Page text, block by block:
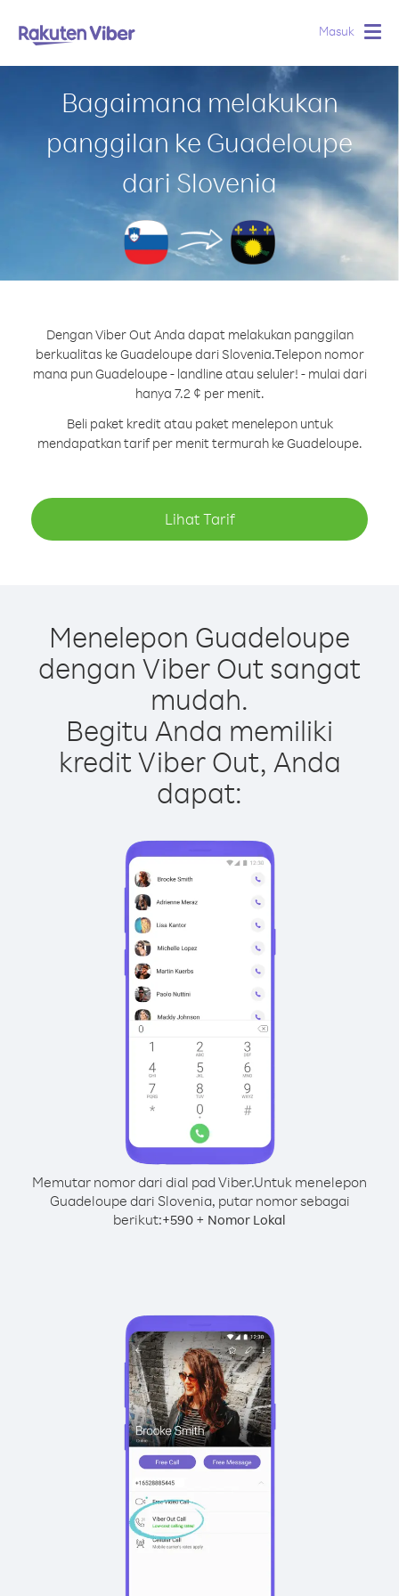
Masuk
Bagaimana melakukan
panggilan ke Guadeloupe
dari Slovenia
Dengan Viber Out Anda dapat melakukan panggilan
berkualitas ke Guadeloupe dari Slovenia.Telepon nomor
mana pun Guadeloupe - landline atau seluler! - mulai dari
hanya 7.2 ¢ per menit.
Beli paket kredit atau paket menelepon untuk
mendapatkan tarif per menit termurah ke Guadeloupe.
Lihat Tarif
Menelepon Guadeloupe
dengan Viber Out sangat
mudah.
Begitu Anda memiliki
kredit Viber Out, Anda
dapat:
Memutar nomor dari dial pad Viber.Untuk menelepon
Guadeloupe dari Slovenia, putar nomor sebagai
berikut:+590 + Nomor Lokal